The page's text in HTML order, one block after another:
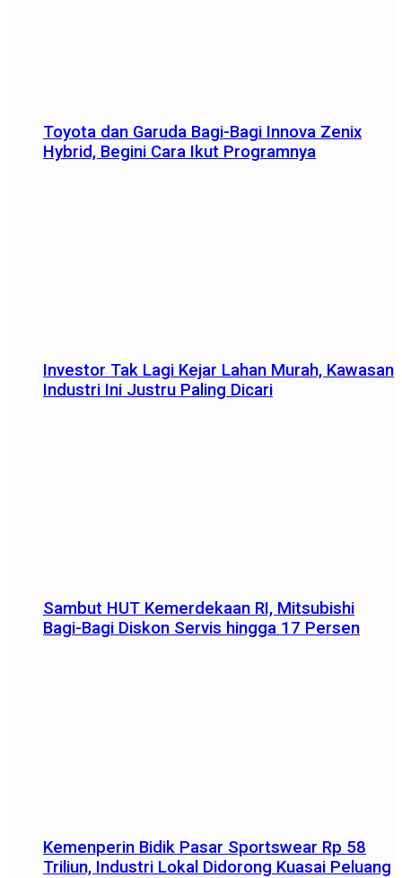
Toyota dan Garuda Bagi-Bagi Innova Zenix
Hybrid, Begini Cara Ikut Programnya
Investor Tak Lagi Kejar Lahan Murah, Kawasan
Industri Ini Justru Paling Dicari
Sambut HUT Kemerdekaan RI, Mitsubishi
Bagi-Bagi Diskon Servis hingga 17 Persen
Kemenperin Bidik Pasar Sportswear Rp 58
Triliun, Industri Lokal Didorong Kuasai Peluang